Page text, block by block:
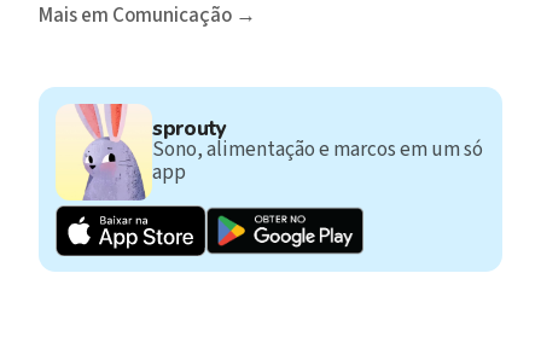
Mais em Comunicação →
sprouty
Sono, alimentação e marcos em um só
app